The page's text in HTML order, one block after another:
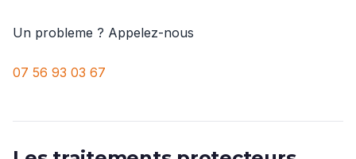
Un probleme ? Appelez-nous
07 56 93 03 67